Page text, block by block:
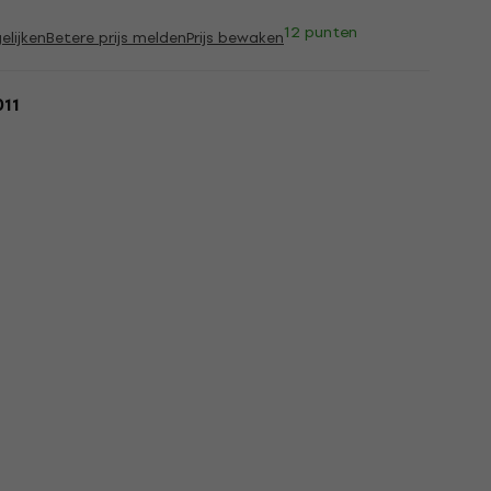
Betere prijs meldenPrijs bewaken12 punten